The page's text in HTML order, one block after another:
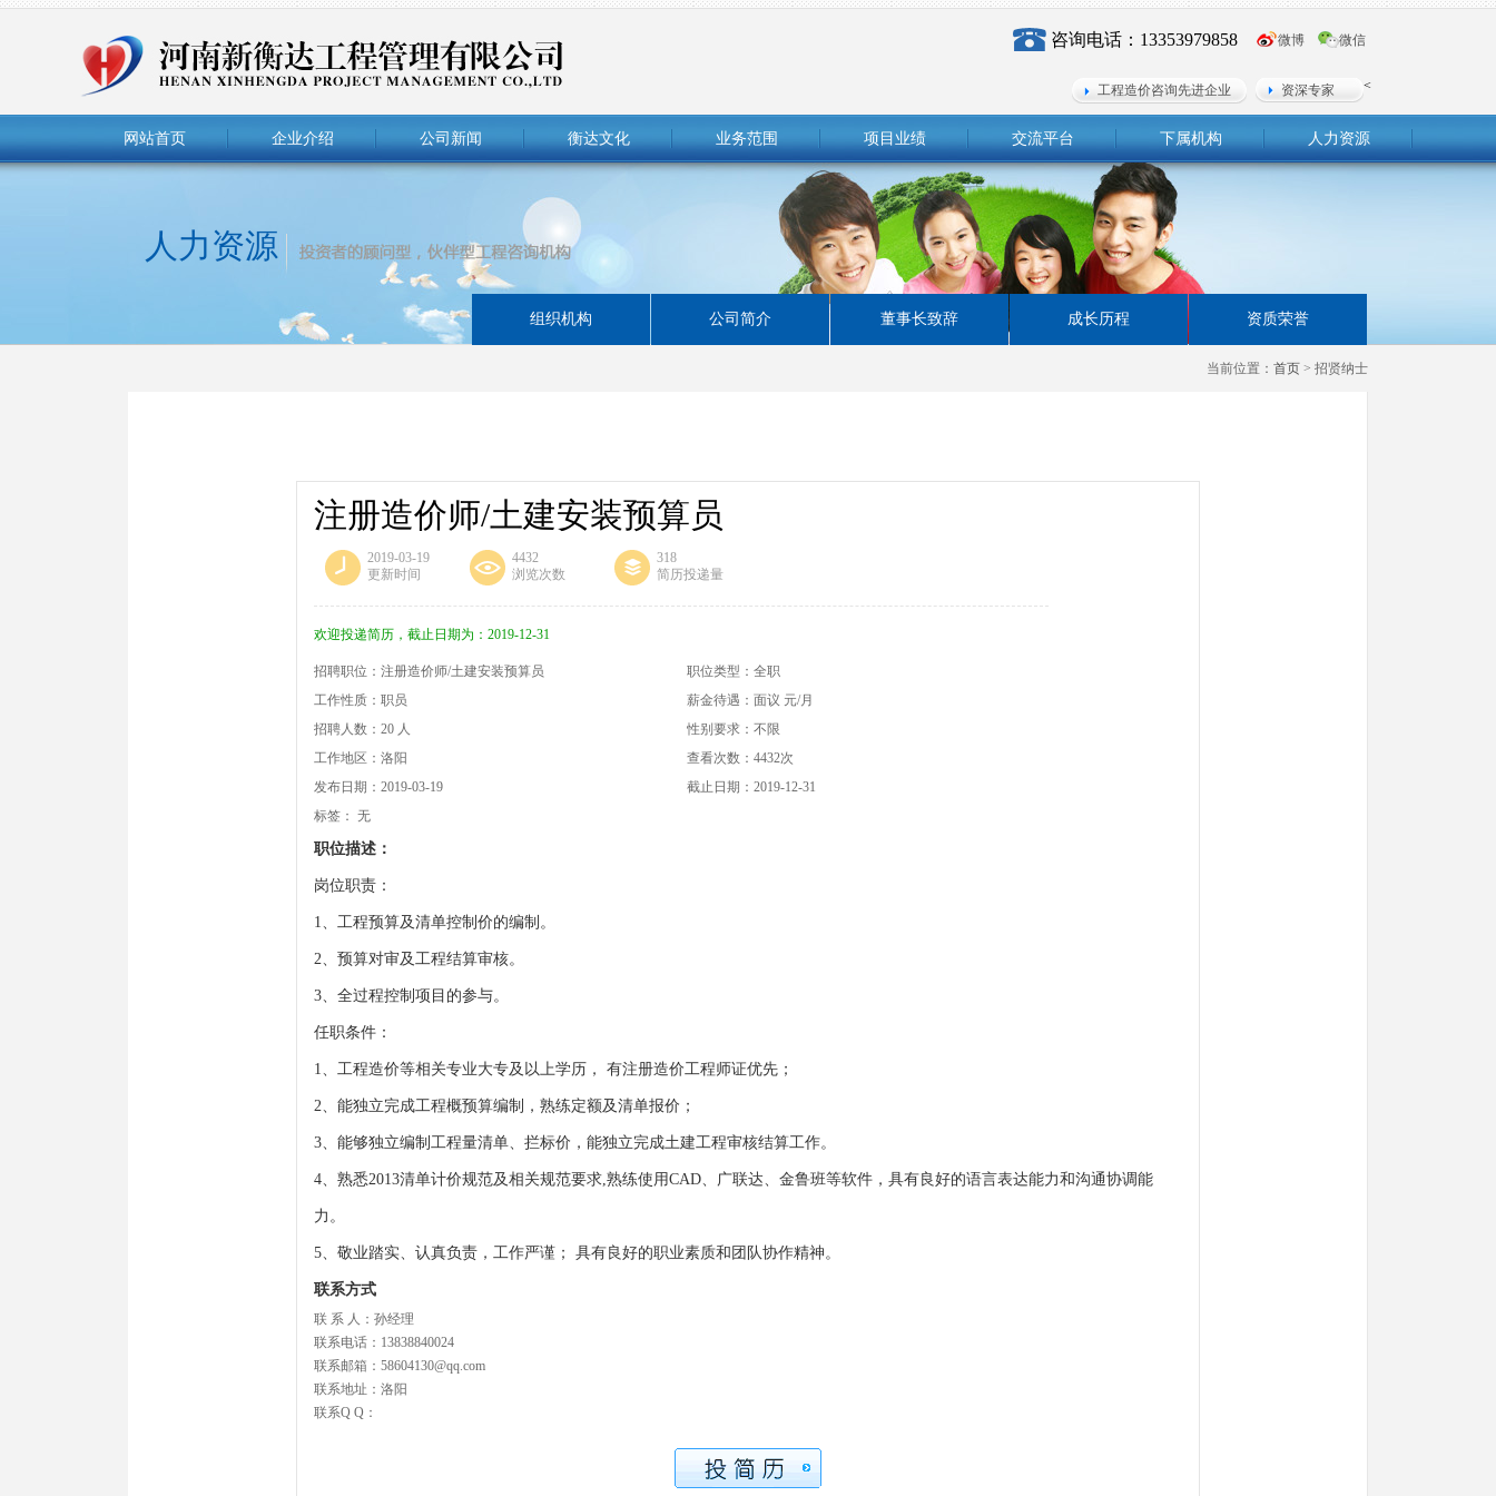
咨询电话：13353979858 微博 微信
工程造价咨询先进企业 <
资深专家
网站首页 企业介绍 公司新闻 衡达文化 业务范围 项目业绩 交流平台 下属机构 人力资源
人力资源
资质荣誉
成长历程
董事长致辞
公司简介
组织机构
当前位置： 首页 > 招贤纳士
注册造价师/土建安装预算员
2019-03-19
更新时间
4432
浏览次数
318
简历投递量
欢迎投递简历，截止日期为：2019-12-31
招聘职位：注册造价师/土建安装预算员
职位类型：全职
工作性质：职员
薪金待遇：面议 元/月
招聘人数：20 人
性别要求：不限
工作地区：洛阳
查看次数： 4432次
发布日期：2019-03-19
截止日期：2019-12-31
标签： 无
职位描述：
岗位职责：
1、工程预算及清单控制价的编制。
2、预算对审及工程结算审核。
3、全过程控制项目的参与。
任职条件：
1、工程造价等相关专业大专及以上学历， 有注册造价工程师证优先；
2、能独立完成工程概预算编制，熟练定额及清单报价；
3、能够独立编制工程量清单、拦标价，能独立完成土建工程审核结算工作。
4、熟悉2013清单计价规范及相关规范要求,熟练使用CAD、广联达、金鲁班等软件，具有良好的语言表达能力和沟通协调能
力。
5、敬业踏实、认真负责，工作严谨； 具有良好的职业素质和团队协作精神。
联系方式
联 系 人：孙经理
联系电话：13838840024
联系邮箱：58604130@qq.com
联系地址：洛阳
联系Q Q：